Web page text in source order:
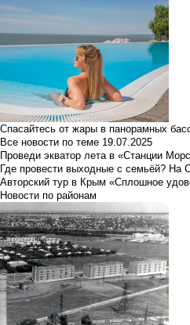
Спасайтесь от жары в панорамных
Все новости по теме 19.07.2025
Проведи экватор лета в «Станции
Где провести выходные с семьёй? На
Авторский тур в Крым «Сплошное
Новости по районам